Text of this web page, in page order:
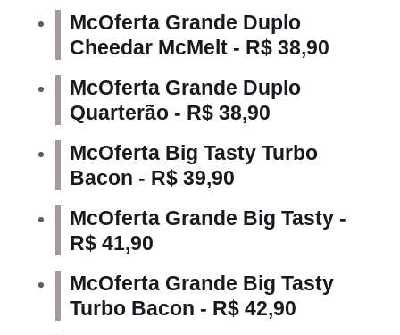
McOferta Grande Duplo
Cheedar McMelt - R$ 38,90
McOferta Grande Duplo
Quarterão - R$ 38,90
McOferta Big Tasty Turbo
Bacon - R$ 39,90
McOferta Grande Big Tasty -
R$ 41,90
McOferta Grande Big Tasty
Turbo Bacon - R$ 42,90